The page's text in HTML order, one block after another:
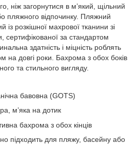
ніж загорнутися в м’який, щільний
пляжного відпочинку. Пляжний
із розкішної махрової тканини зі
сертифікованої за стандартом
здатність і міцність роблять
на довгі роки. Бахрома з обох боків
та стильного вигляду.
бавовна (GOTS)
м’яка на дотик
бахрома з обох кінців
підходить для пляжу, басейну або